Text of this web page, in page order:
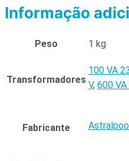
Informação
Peso 1 kg
Transformadores
100 VA
V, 600
Fabricante Astralpool